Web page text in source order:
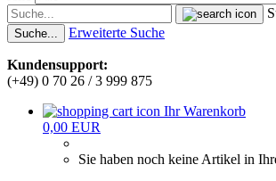
Suche... Erweiterte Suche
Kundensupport:
(+49) 0 70 26 / 3 999 875
Ihr Warenkorb
0,00 EUR
Sie haben noch keine Artikel in